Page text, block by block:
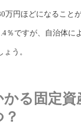
万円ほどになること
％ですが、自治体に
う。
る固定資